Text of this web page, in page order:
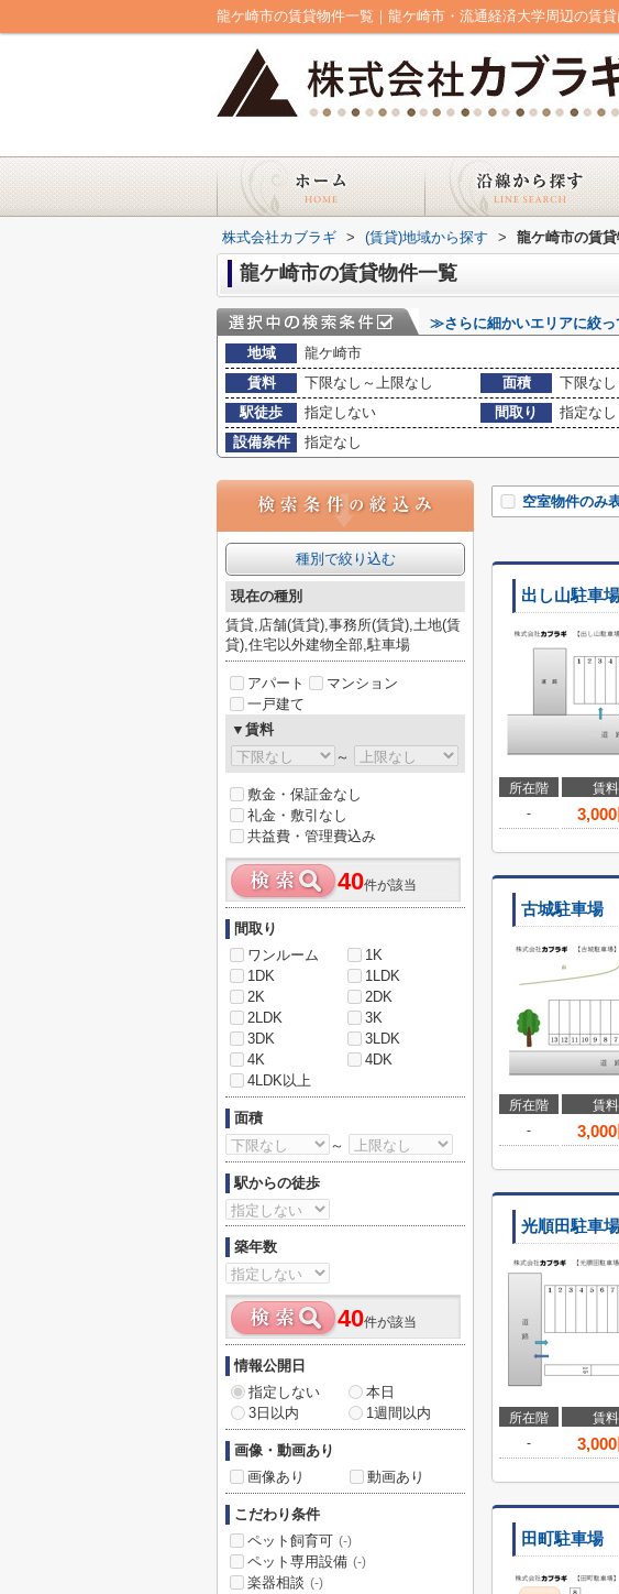
龍ケ崎市の賃貸物件一覧｜龍ケ崎市・流通経済大学周辺の賃
株式会社カブラギ > (賃貸)地域から探す > 龍ケ崎市の賃
龍ケ崎市の賃貸物件一覧
≫さらに細かいエリアに絞っ
地域
龍ケ崎市
賃料
下限なし～上限なし 面積 下限な
駅徒歩
指定しない 間取り
指定なし
設備条件
指定なし
空室物件のみ
出し山駐車
所在階 賃料
-
3,000
古城駐車場
所在階 賃料
-
3,000
光順田駐車場
所在階 賃料
-
3,000
田町駐車場
種別で絞り込む
現在の種別
賃貸,店舗(賃貸),事務所(賃貸),土地(賃
貸),住宅以外建物全部,駐車場
アパート
マンション
一戸建て
▼賃料
～
敷金・保証金なし
礼金・敷引なし
共益費・管理費込み
40件が該当
間取り
ワンルーム
1K
1DK
1LDK
2K
2DK
2LDK
3K
3DK
3LDK
4K
4DK
4LDK以上
面積
～
駅からの徒歩
築年数
40件が該当
情報公開日
指定しない
本日
3日以内
1週間以内
画像・動画あり
画像あり
動画あり
こだわり条件
ペット飼育可 (-)
ペット専用設備 (-)
楽器相談 (-)